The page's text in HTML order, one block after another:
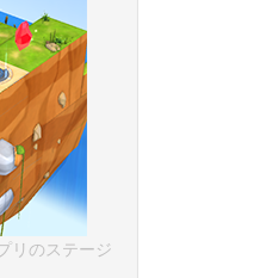
リのステージ